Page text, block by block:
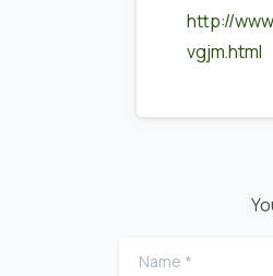
http://
vgjm.html
Name